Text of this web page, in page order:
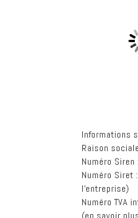
Informations
Raison
Numéro
Numéro Siret
l’entreprise)
Numéro TVA